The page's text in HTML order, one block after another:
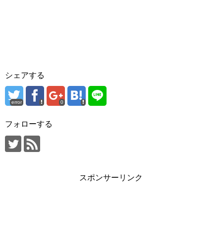
シェアする
error 0
フォローする
スポンサーリンク